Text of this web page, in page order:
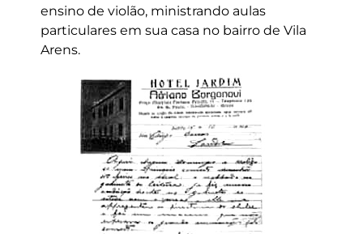
ensino de violão, ministrando aulas
particulares em sua casa no bairro de Vila
Arens.